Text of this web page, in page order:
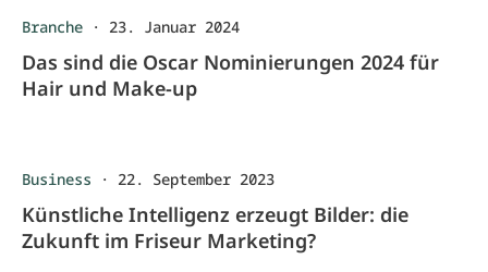
Branche · 23. Januar 2024
Das sind die Oscar Nominierungen 2024 für
Hair und Make-up
Business · 22. September 2023
Künstliche Intelligenz erzeugt Bilder: die
Zukunft im Friseur Marketing?